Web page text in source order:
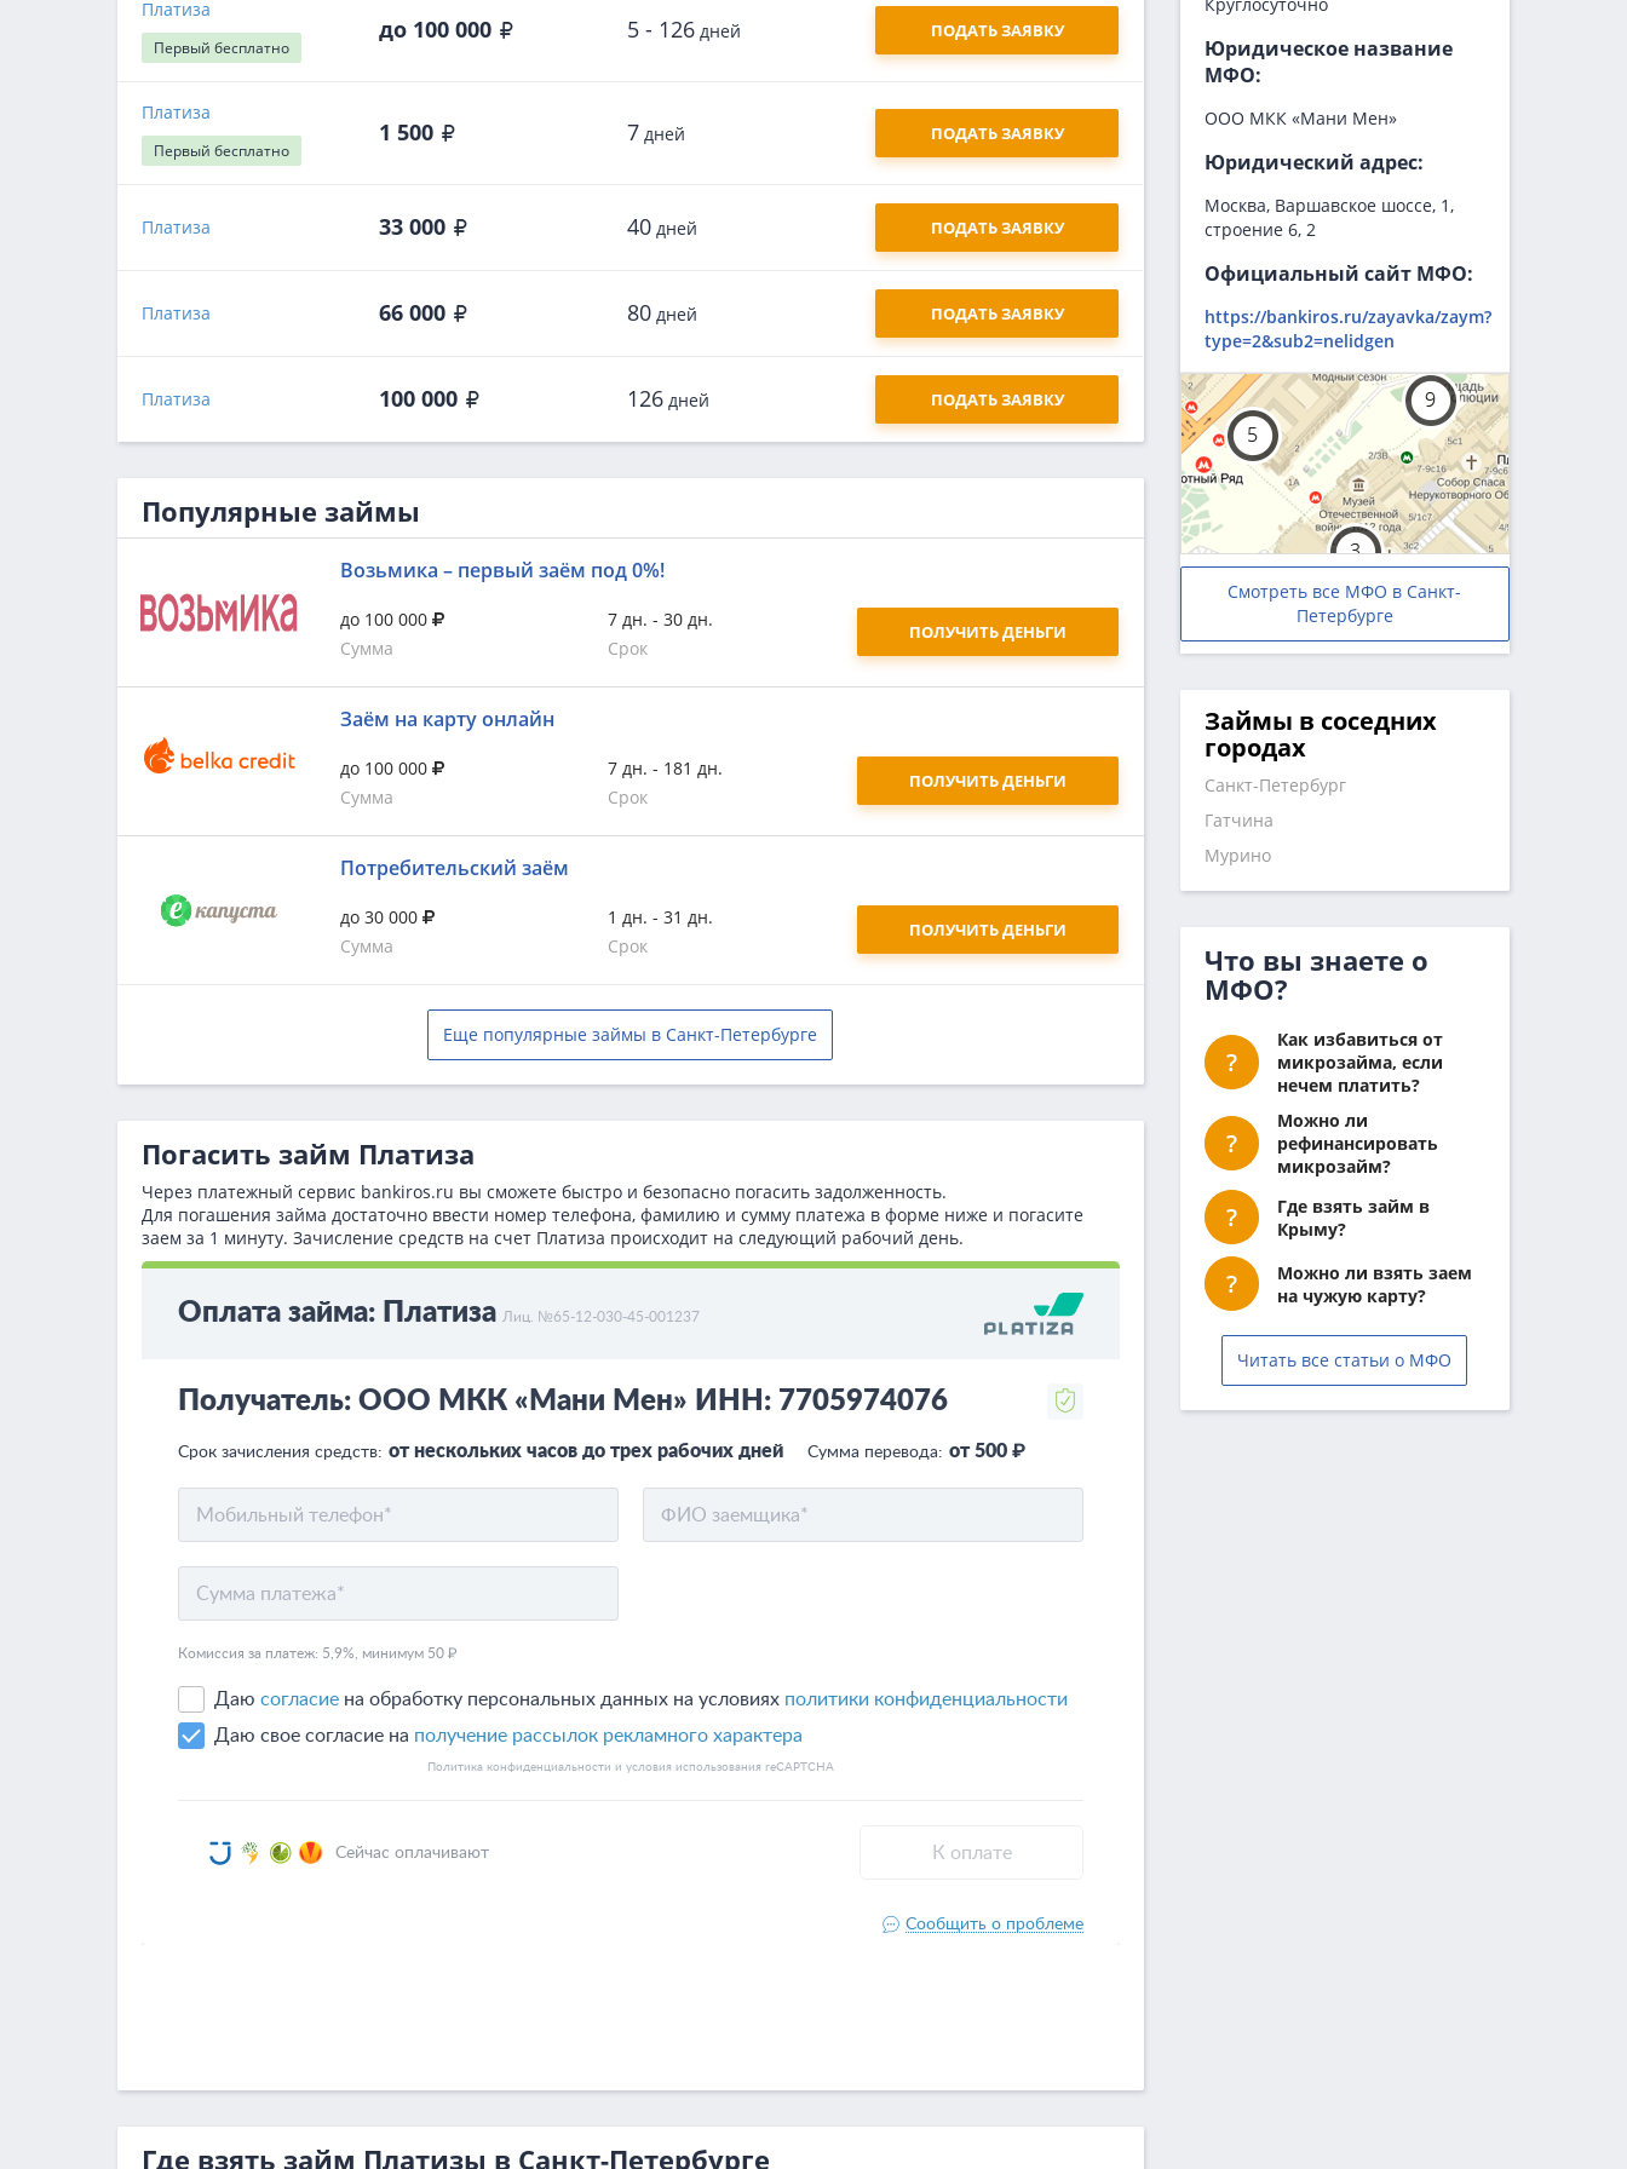
Платиза
Первый бесплатно
до 100 000 5 - 126 дней ПОДАТЬ ЗАЯВКУ
Платиза
Первый бесплатно
1 500 7 дней ПОДАТЬ ЗАЯВКУ
Платиза 33 000 40 дней ПОДАТЬ ЗАЯВКУ
Платиза 66 000 80 дней ПОДАТЬ ЗАЯВКУ
Платиза 100 000 126 дней ПОДАТЬ ЗАЯВКУ
Популярные займы
Возьмика – первый заём под 0%!
до 100 000
Сумма
7 дн. - 30 дн.
Срок
ПОЛУЧИТЬ ДЕНЬГИ
Заём на карту онлайн
до 100 000
Сумма
7 дн. - 181 дн.
Срок
ПОЛУЧИТЬ ДЕНЬГИ
Потребительский заём
до 30 000
Сумма
1 дн. - 31 дн.
Срок
ПОЛУЧИТЬ ДЕНЬГИ
Еще популярные займы в Санкт-Петербурге
Погасить займ Платиза
Через платежный сервис bаnkiros.ru вы сможете быстро и безопасно погасить задолженность.
Для погашения займа достаточно ввести номер телефона, фамилию и сумму платежа в форме ниже и погасите
заем за 1 минуту. Зачисление средств на счет Платиза происходит на следующий рабочий день.
Где взять займ Платизы в Санкт-Петербурге
Юридическое название
МФО:
ООО МКК «Мани Мен»
Юридический адрес:
Москва, Варшавское шоссе, 1,
строение 6, 2
Официальный сайт МФО:
https://bankiros.ru/zayavka/zaym?
type=2&sub2=nelidgen
Смотреть все МФО в Санкт-
Петербурге
Займы в соседних
городах
Санкт-Петербург
Гатчина
Мурино
Что вы знаете о
МФО?
Как избавиться от
микрозайма, если
нечем платить?
Можно ли
рефинансировать
микрозайм?
Где взять займ в
Крыму?
Можно ли взять заем
на чужую карту?
Читать все статьи о МФО